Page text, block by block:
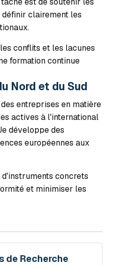
clairement les
conflits et les lacunes
formation continue
Nord et du Sud
entreprises en matière
actives à l'international
développe des
européennes aux
concrets
et minimiser les
de Recherche